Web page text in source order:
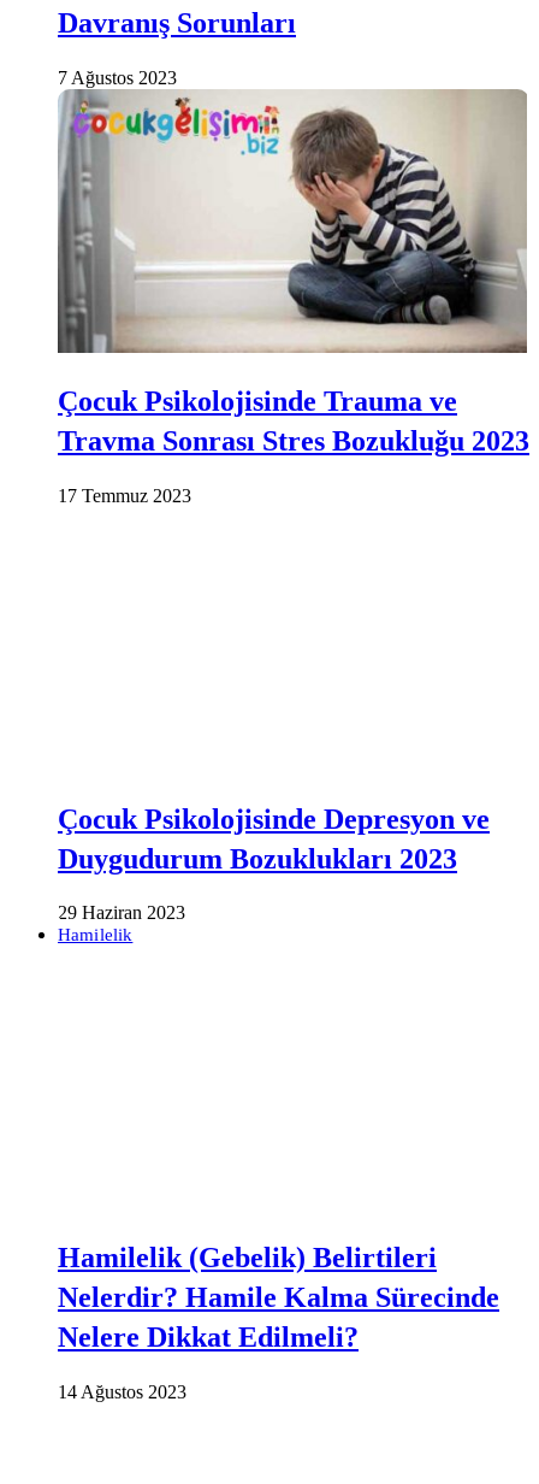
Davranış Sorunları
7 Ağustos 2023
Çocuk Psikolojisinde Trauma ve
Travma Sonrası Stres Bozukluğu 2023
17 Temmuz 2023
Çocuk Psikolojisinde Depresyon ve
Duygudurum Bozuklukları 2023
29 Haziran 2023
Hamilelik
Hamilelik (Gebelik) Belirtileri
Nelerdir? Hamile Kalma Sürecinde
Nelere Dikkat Edilmeli?
14 Ağustos 2023